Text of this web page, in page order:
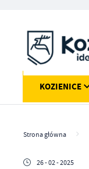
KOZIENICE
Strona główna
26 - 02 - 2025